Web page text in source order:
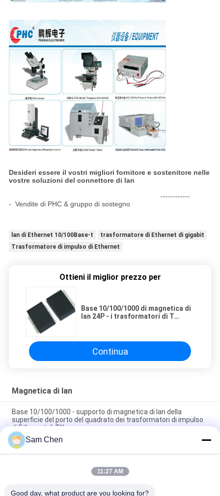
Desideri essere il vostri migliori fornitore e sostenitore nelle
vostre soluzioni del connettore di lan
------------
- Vendite di PHC & gruppo di sostegno
lan di Ethernet 10/100Base-t
trasformatore di Ethernet di gigabit
Trasformatore di impulso di Ethernet
Ottieni il miglior prezzo per
Base 10/100/1000 di magnetica di
lan 24P - i trasformatori di T
Continua
Magnetica di lan
Base 10/100/1000 - supporto di magnetica di lan della
superficie del porto del quadrato dei trasformatori di impulso
di Ethernet di TX
magnetica di lan di 10/100 doppie porte della Base-t,
trasformatore di Ethernet di gigabit magnetico
Moduli di magnetica 50Pin di lan 10/100Base-T del
Sam Chen
11:27 AM
Good day, what product are you looking for?